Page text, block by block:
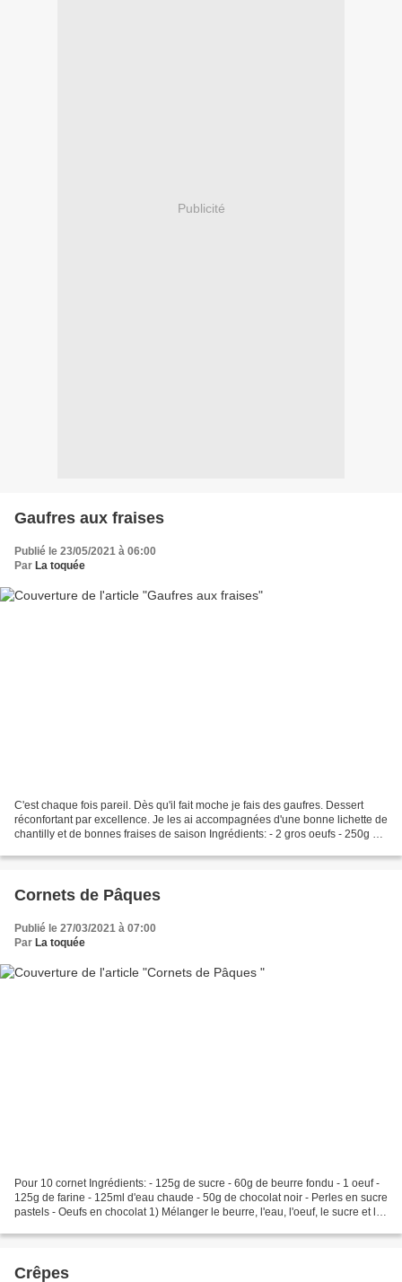
Publicité
Gaufres aux fraises
Publié le 23/05/2021 à 06:00
Par La toquée
C'est chaque fois pareil. Dès qu'il fait moche je fais des gaufres. Dessert
réconfortant par excellence. Je les ai accompagnées d'une bonne lichette de
chantilly et de bonnes fraises de saison Ingrédients: - 2 gros oeufs - 250g de
Cornets de Pâques
Publié le 27/03/2021 à 07:00
Par La toquée
Pour 10 cornet Ingrédients: - 125g de sucre - 60g de beurre fondu - 1 oeuf -
125g de farine - 125ml d'eau chaude - 50g de chocolat noir - Perles en sucre
pastels - Oeufs en chocolat 1) Mélanger le beurre, l'eau, l'oeuf, le sucre et la
Crêpes